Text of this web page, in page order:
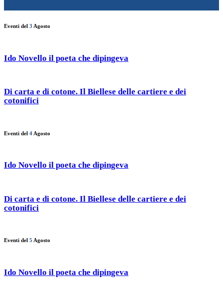
Eventi del 3 Agosto
Ido Novello il poeta che dipingeva
Di carta e di cotone. Il Biellese delle cartiere e dei
cotonifici
Eventi del 4 Agosto
Ido Novello il poeta che dipingeva
Di carta e di cotone. Il Biellese delle cartiere e dei
cotonifici
Eventi del 5 Agosto
Ido Novello il poeta che dipingeva